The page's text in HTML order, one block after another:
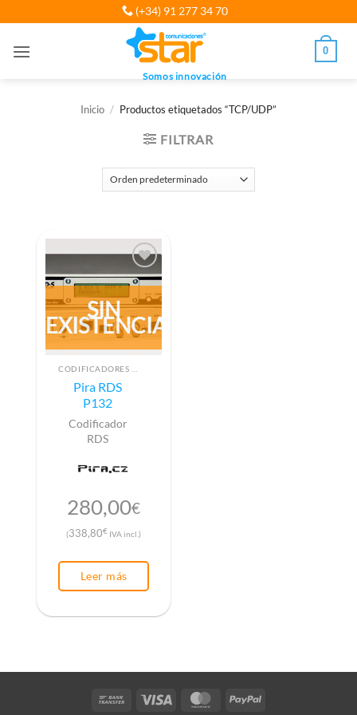
al
(+34) 91 277 34 70
Somos innovación
0
Inicio / Productos etiquetados “TCP/UDP”
FILTRAR
SIN
EXISTENCIAS
Pira RDS
P132
Codificador
RDS
280,00€
(338,80€ IVA incl.)
Leer más
Bank
Visa MasterCardPayPal